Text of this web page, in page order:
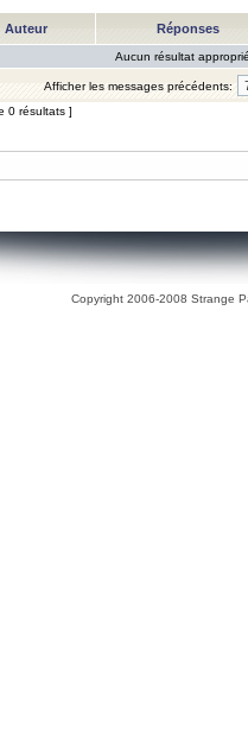
Auteur Réponses
Aucun résultat
Afficher les messages précédents:
0 résultats ]
Copyright 2006-2008 Strange